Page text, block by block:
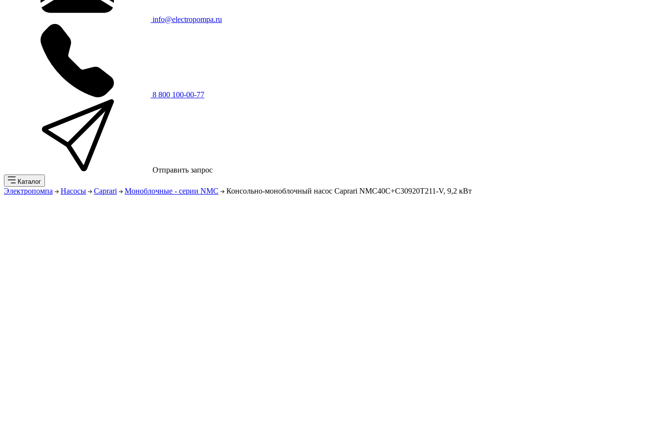
info@electropompa.ru
8 800 100-00-77
Отправить запрос
Каталог
Электропомпа Насосы Caprari Моноблочные - серии NMC Консольно-моноблочный насос Caprari NMC40C+C30920T211-V, 9,2 кВт